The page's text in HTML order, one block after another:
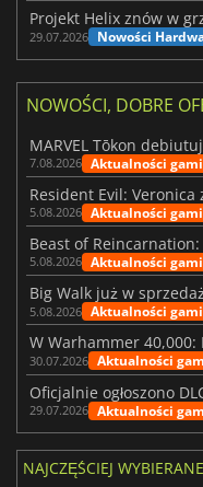
29.07.2026 Nowości
NOWOŚCI, DOBRE
7.08.2026 Aktualności
5.08.2026 Aktualności
5.08.2026 Aktualności
5.08.2026 Aktualności
30.07.2026 Aktualności
Oficjalnie ogłoszono
29.07.2026 Aktualności
NAJCZĘŚCIEJ WYBIERANE